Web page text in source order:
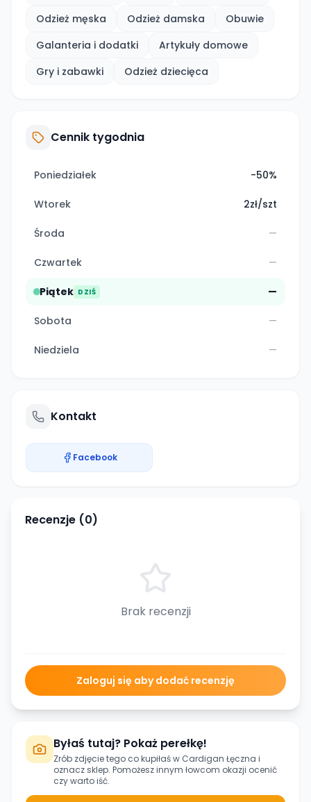
Odzież męska
Odzież damska
Obuwie
Galanteria i dodatki
Artykuły domowe
Gry i zabawki
Odzież dziecięca
Cennik tygodnia
Poniedziałek -50%
Wtorek 2zł/szt
Środa —
Czwartek —
Piątek DZIŚ —
Sobota —
Niedziela —
Kontakt
Facebook
Recenzje (0)
Brak recenzji
Zaloguj się aby dodać recenzję
Byłaś tutaj? Pokaż perełkę!
Zrób zdjęcie tego co kupiłaś w Cardigan Łęczna i
oznacz sklep. Pomożesz innym łowcom okazji ocenić
czy warto iść.